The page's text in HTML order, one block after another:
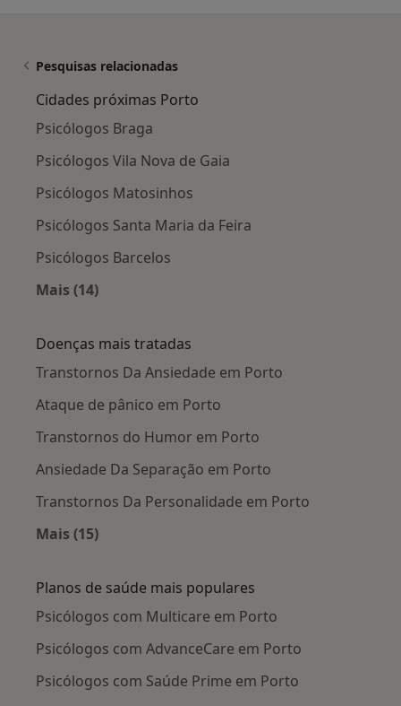
Pesquisas relacionadas
Cidades próximas Porto
Psicólogos Braga
Psicólogos Vila Nova de Gaia
Psicólogos Matosinhos
Psicólogos Santa Maria da Feira
Psicólogos Barcelos
Mais (14)
Doenças mais tratadas
Transtornos Da Ansiedade em Porto
Ataque de pânico em Porto
Transtornos do Humor em Porto
Ansiedade Da Separação em Porto
Transtornos Da Personalidade em Porto
Mais (15)
Planos de saúde mais populares
Psicólogos com Multicare em Porto
Psicólogos com AdvanceCare em Porto
Psicólogos com Saúde Prime em Porto